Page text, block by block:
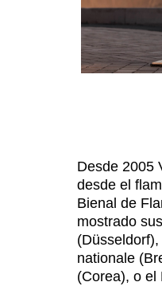
Desde 2005
desde el
Bienal de
mostrado
nationale
(Corea), o el